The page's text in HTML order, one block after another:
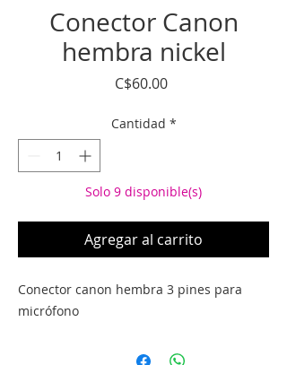
Conector Canon
hembra nickel
C$60.00Precio
Cantidad *
Solo 9 disponible(s)
Agregar al carrito
Conector canon hembra 3 pines para
micrófono